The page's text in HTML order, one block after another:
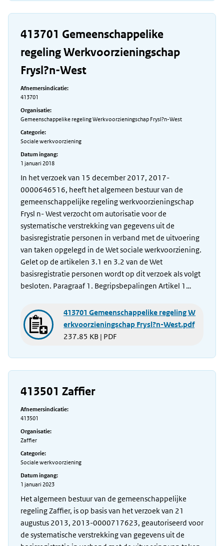
413701 Gemeenschappelike
regeling Werkvoorzieningschap
Frysl?n-West
Afnemersindicatie:
413701
Organisatie:
Gemeenschappelike regeling Werkvoorzieningschap Frysl?n-West
Categorie:
Sociale werkvoorziening
Datum ingang:
1 januari 2018
In het verzoek van 15 december 2017, 2017-
0000646516, heeft het algemeen bestuur van de
gemeenschappelijke regeling werkvoorzieningschap
Frysl n- West verzocht om autorisatie voor de
systematische verstrekking van gegevens uit de
basisregistratie personen in verband met de uitvoering
van taken opgelegd in de Wet sociale werkvoorziening.
Gelet op de artikelen 3.1 en 3.2 van de Wet
basisregistratie personen wordt op dit verzoek als volgt
besloten. Paragraaf 1. Begripsbepalingen Artikel 1…
413701 Gemeenschappelike regeling W
erkvoorzieningschap Frysl?n-West.pdf
237.85 KB | PDF
413501 Zaffier
Afnemersindicatie:
413501
Organisatie:
Zaffier
Categorie:
Sociale werkvoorziening
Datum ingang:
1 januari 2023
Het algemeen bestuur van de gemeenschappelijke
regeling Zaffier, is op basis van het verzoek van 21
augustus 2013, 2013-0000717623, geautoriseerd voor
de systematische verstrekking van gegevens uit de